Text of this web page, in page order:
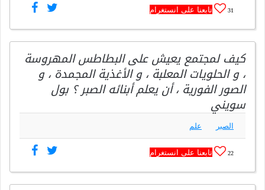
31 تابعنا على انستغرام
كيف لمجتمع يعيش على البطاطس المهروسة
، و الحلويات المعلبة ، و الأغذية المجمدة ، و
الصور الفورية ، أن يعلم أبنائه الصبر ؟ بول
سويني
الصبر علم
22 تابعنا على انستغرام